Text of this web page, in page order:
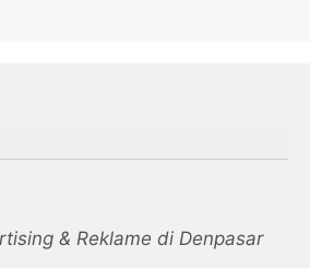
& Reklame di Denpasar